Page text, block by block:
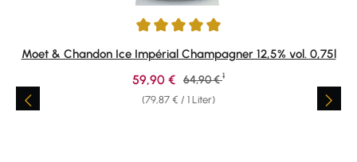
Durchschnittliche Bewertung von 5 von 5 Sternen
Moet & Chandon Ice Impérial Champagner 12,5% vol. 0,75l
(79,87 € / 1 Liter)
Verkaufspreis:
59,90 € Regulärer Preis:
64,90 € 1